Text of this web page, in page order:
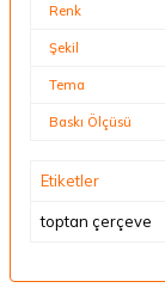
Renk
Şekil
Tema
Baskı Ölçüsü
Etiketler
toptan çerçeve